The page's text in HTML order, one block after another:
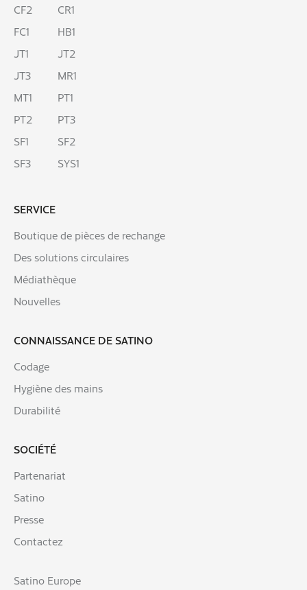
CF2
CR1
FC1
HB1
JT1
JT2
JT3
MR1
MT1
PT1
PT2
PT3
SF1
SF2
SF3
SYS1
SERVICE
Boutique de pièces de rechange
Des solutions circulaires
Médiathèque
Nouvelles
CONNAISSANCE DE SATINO
Codage
Hygiène des mains
Durabilité
SOCIÉTÉ
Partenariat
Satino
Presse
Contactez
Satino Europe